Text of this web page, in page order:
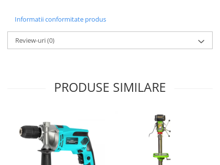
Masini de cusut si accesorii
Articole antidaunatori gradina
Sere si solarii
Unelte manuale de gradina -
Folie si plase pt plante
Masini de maturat manuale
Masini batut stalpi
Informatii conformitate produs
Review-uri(0)
PRODUSE SIMILARE